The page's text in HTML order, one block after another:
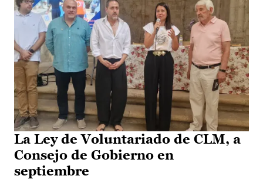
La Ley de Voluntariado de CLM, a
Consejo de Gobierno en
septiembre